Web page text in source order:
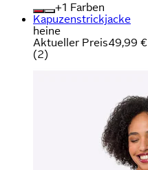
+
Farben
Kapuzenstrickjacke
heine
Aktueller Preis49,99 €
(2)